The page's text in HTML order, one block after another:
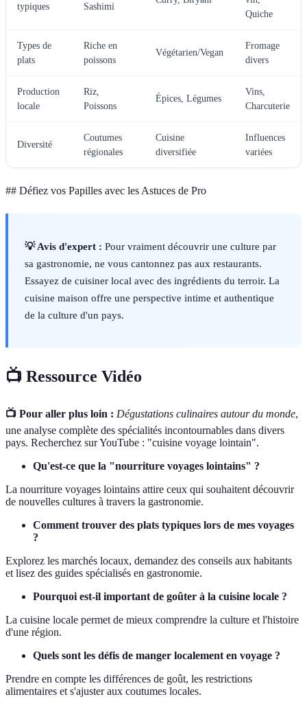
typiques Sashimi
Quiche
Types de
plats
Riche en
poissons
Végétarien/Vegan
Fromage
divers
Production
locale
Riz,
Poissons
Épices, Légumes
Vins,
Charcuterie
Diversité
Coutumes
régionales
Cuisine
diversifiée
Influences
variées
## Défiez vos Papilles avec les Astuces de Pro
💡 Avis d'expert : Pour vraiment découvrir une culture par
sa gastronomie, ne vous cantonnez pas aux restaurants.
Essayez de cuisiner local avec des ingrédients du terroir. La
cuisine maison offre une perspective intime et authentique
de la culture d'un pays.
📺 Ressource Vidéo
📺 Pour aller plus loin : Dégustations culinaires autour du monde,
une analyse complète des spécialités incontournables dans divers
pays. Recherchez sur YouTube : "cuisine voyage lointain".
Qu'est-ce que la "nourriture voyages lointains" ?
La nourriture voyages lointains attire ceux qui souhaitent découvrir
de nouvelles cultures à travers la gastronomie.
Comment trouver des plats typiques lors de mes voyages
?
Explorez les marchés locaux, demandez des conseils aux habitants
et lisez des guides spécialisés en gastronomie.
Pourquoi est-il important de goûter à la cuisine locale ?
La cuisine locale permet de mieux comprendre la culture et l'histoire
d'une région.
Quels sont les défis de manger localement en voyage ?
Prendre en compte les différences de goût, les restrictions
alimentaires et s'ajuster aux coutumes locales.